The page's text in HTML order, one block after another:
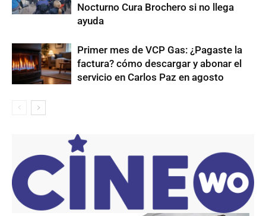
Nocturno Cura Brochero si no llega
ayuda
Primer mes de VCP Gas: ¿Pagaste la
factura? cómo descargar y abonar el
servicio en Carlos Paz en agosto